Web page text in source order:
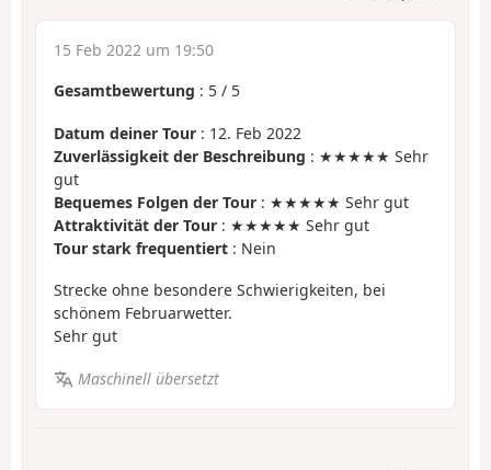
15 Feb 2022 um 19:50
Gesamtbewertung : 5 / 5
Datum deiner Tour : 12. Feb 2022
Zuverlässigkeit der Beschreibung : ★★★★★ Sehr
gut
Bequemes Folgen der Tour : ★★★★★ Sehr gut
Attraktivität der Tour : ★★★★★ Sehr gut
Tour stark frequentiert : Nein
Strecke ohne besondere Schwierigkeiten, bei
schönem Februarwetter.
Sehr gut
Maschinell übersetzt